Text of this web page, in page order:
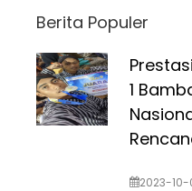
Berita Populer
1
2023-10-